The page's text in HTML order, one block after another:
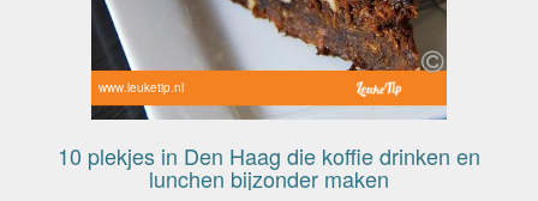
www.leuketip.nl
10 plekjes in Den Haag die koffie drinken en
lunchen bijzonder maken